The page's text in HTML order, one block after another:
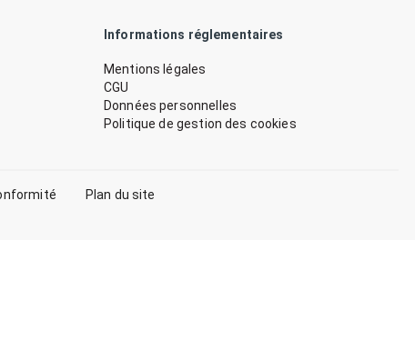
Informations réglementaires
Mentions légales
CGU
Données personnelles
Politique de gestion des cookies
Plan du site